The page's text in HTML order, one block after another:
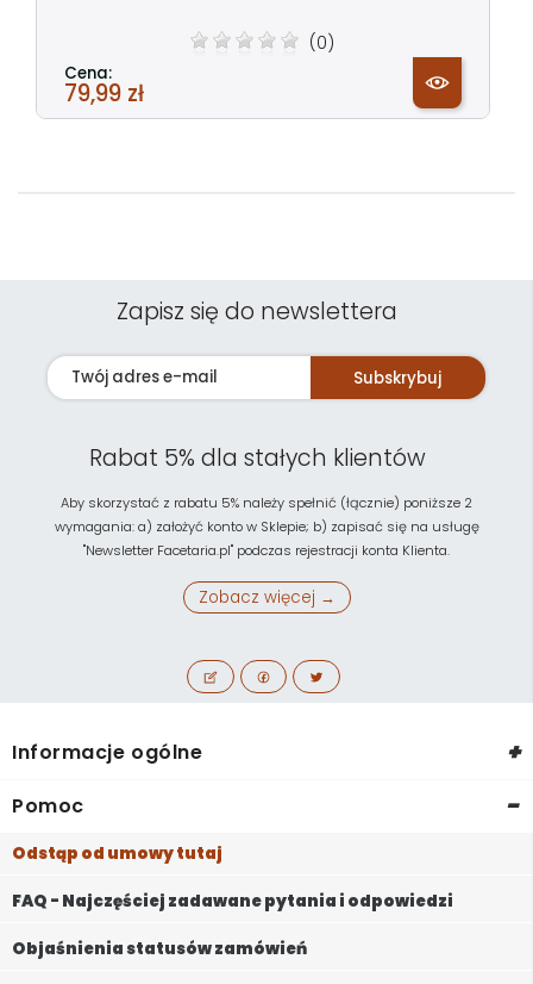
(0)
Cena:
79,99 zł
Zapisz się do newslettera
Subskrybuj
Rabat 5% dla stałych klientów
Aby skorzystać z rabatu 5% należy spełnić (łącznie) poniższe 2
wymagania: a) założyć konto w Sklepie; b) zapisać się na usługę
"Newsletter Facetaria.pl" podczas rejestracji konta Klienta.
Zobacz więcej →
Informacje ogólne +
Pomoc -
Odstąp od umowy tutaj
FAQ - Najczęściej zadawane pytania i odpowiedzi
Objaśnienia statusów zamówień